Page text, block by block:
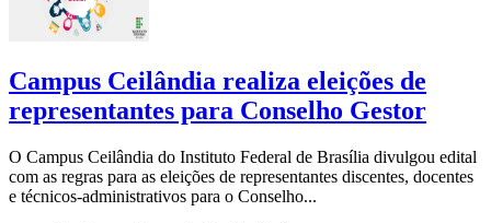
Campus Ceilândia realiza eleições de
representantes para Conselho Gestor
O Campus Ceilândia do Instituto Federal de Brasília divulgou edital
com as regras para as eleições de representantes discentes, docentes
e técnicos-administrativos para o Conselho...